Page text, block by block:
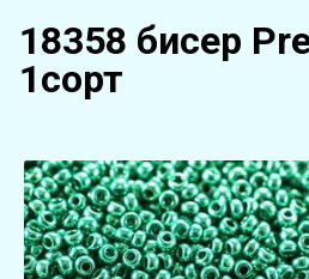
18358 бисер
1сорт